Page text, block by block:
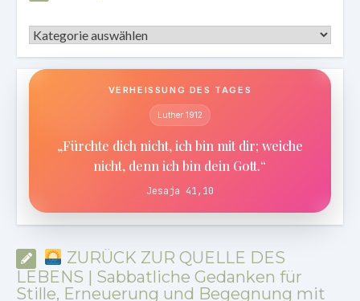
Kategorien
VERHEISSUNG DES TAGES
Luther 1912
„Fürchte dich nicht, ich bin mit dir; weiche
nicht, denn ich bin dein Gott.“
Jesaja 41,10
ZURÜCK ZUR QUELLE DES
LEBENS | Sabbatliche Gedanken für
Stille, Erneuerung und Begegnung mit